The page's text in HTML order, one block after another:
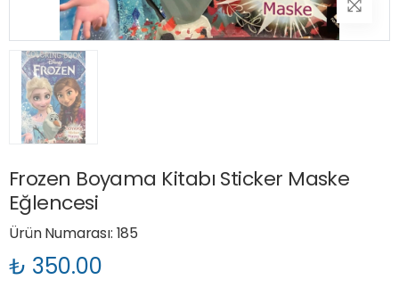
Frozen Boyama Kitabı Sticker Maske
Eğlencesi
Ürün Numarası: 185
₺ 350.00